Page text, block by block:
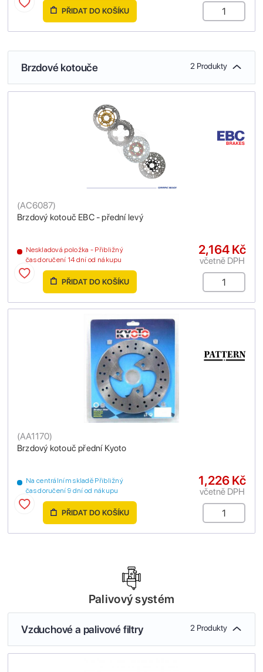
PŘIDAT DO KOŠÍKU
Brzdové kotouče 2 Produkty
Brzdový kotouč EBC - přední levý
(AC6087)
Neskladová položka - Přibližný
čas doručení 14 dní od nákupu
2,164 Kč
včetně DPH
PŘIDAT DO KOŠÍKU
Brzdový kotouč přední Kyoto
(AA1170)
Na centrálním skladě Přibližný
čas doručení 9 dní od nákupu
1,226 Kč
včetně DPH
PŘIDAT DO KOŠÍKU
Palivový systém
Vzduchové a palivové filtry 2 Produkty